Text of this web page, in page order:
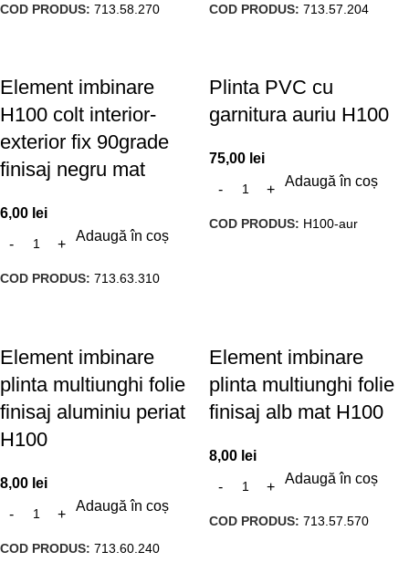
COD PRODUS: 713.58.270 COD PRODUS: 713.57.204
Element imbinare
H100 colt interior-
exterior fix 90grade
finisaj negru mat
6,00 lei
Adaugă în coș
COD PRODUS: 713.63.310
Plinta PVC cu
garnitura auriu H100
75,00 lei
Adaugă în coș
COD PRODUS: H100-aur
Element imbinare
plinta multiunghi folie
finisaj aluminiu periat
H100
8,00 lei
Adaugă în coș
COD PRODUS: 713.60.240
Element imbinare
plinta multiunghi folie
finisaj alb mat H100
8,00 lei
Adaugă în coș
COD PRODUS: 713.57.570